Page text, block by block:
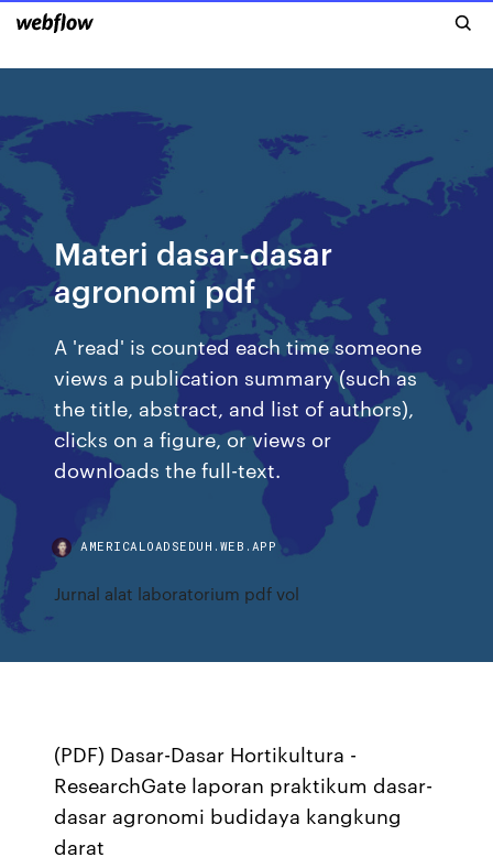
Materi dasar-dasar
agronomi pdf
A 'read' is counted each time someone
views a publication summary (such as
the title, abstract, and list of authors),
clicks on a figure, or views or
downloads the full-text.
AMERICALOADSEDUH.WEB.APP
Jurnal alat laboratorium pdf vol
(PDF) Dasar-Dasar Hortikultura -
ResearchGate laporan praktikum dasar-
dasar agronomi budidaya kangkung
darat